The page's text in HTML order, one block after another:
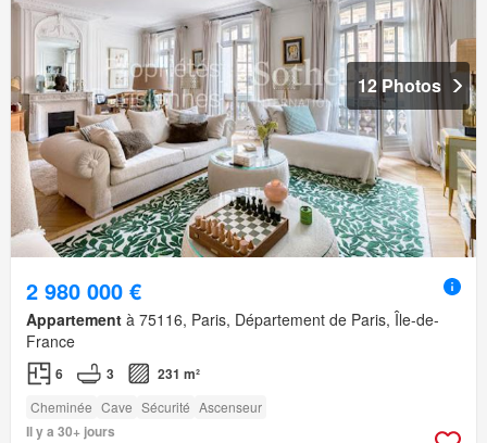
12 Photos
2 980 000 €
Appartement à 75116, Paris, Département de Paris, Île-de-
France
6 3 231 m²
Cheminée Cave Sécurité Ascenseur
Il y a 30+ jours